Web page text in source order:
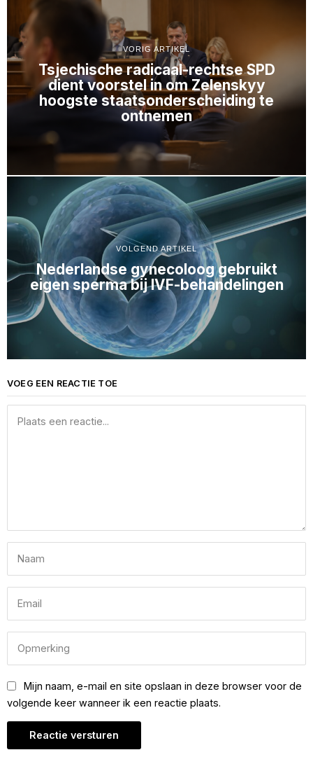
VORIG ARTIKEL
Tsjechische radicaal-rechtse SPD
dient voorstel in om Zelenskyy
hoogste staatsonderscheiding te
ontnemen
VOLGEND ARTIKEL
Nederlandse gynecoloog gebruikt
eigen sperma bij IVF-behandelingen
VOEG EEN REACTIE TOE
Mijn naam, e-mail en site opslaan in deze browser voor de
volgende keer wanneer ik een reactie plaats.